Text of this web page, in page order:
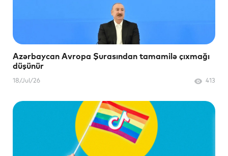
Azərbaycan Avropa Şurasından tamamilə çıxmağı
düşünür
18/Jul/26 413